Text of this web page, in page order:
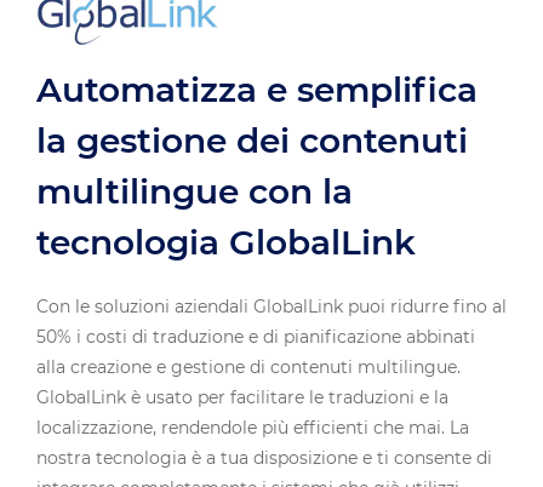
Automatizza e semplifica
la gestione dei contenuti
multilingue con la
tecnologia GlobalLink
Con le soluzioni aziendali GlobalLink puoi ridurre fino al
50% i costi di traduzione e di pianificazione abbinati
alla creazione e gestione di contenuti multilingue.
GlobalLink è usato per facilitare le traduzioni e la
localizzazione, rendendole più efficienti che mai. La
nostra tecnologia è a tua disposizione e ti consente di